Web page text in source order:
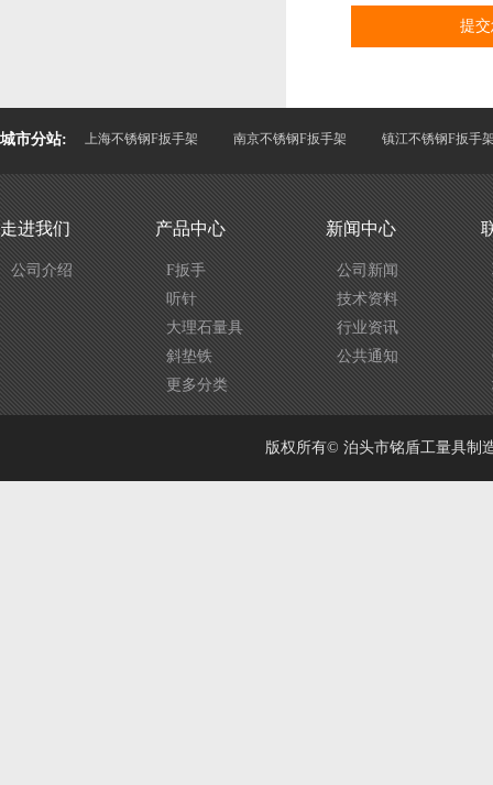
城市分站: 上海不锈钢F扳手架 南京不锈钢F扳手架 镇江不锈钢F扳手
走进我们
公司介绍
产品中心
F扳手
听针
大理石量具
斜垫铁
更多分类
新闻中心
公司新闻
技术资料
行业资讯
公共通知
版权所有© 泊头市铭盾工量具